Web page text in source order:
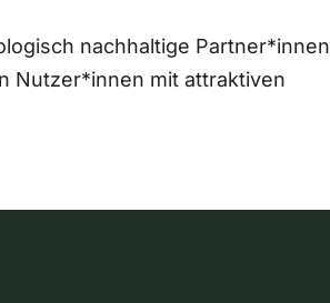
nachhaltige Partner*innen
Nutzer*innen mit attraktiven